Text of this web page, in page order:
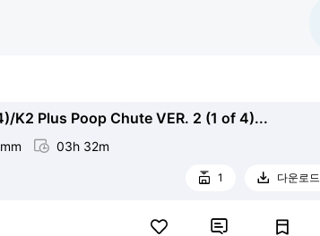
K2 Plus Poop Chute VER. 2 (1 of 4)...
 03h 32m
 1  다운로드
